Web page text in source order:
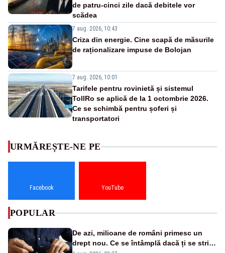
de patru-cinci zile dacă debitele vor
scădea
7 aug. 2026, 10:43
Criza din energie. Cine scapă de măsurile
de raționalizare impuse de Bolojan
7 aug. 2026, 10:01
Tarifele pentru rovinietă și sistemul
TollRo se aplică de la 1 octombrie 2026.
Ce se schimbă pentru șoferi și
transportatori
URMĂREȘTE-NE PE
Facebook YouTube
POPULAR
De azi, milioane de români primesc un
drept nou. Ce se întâmplă dacă ți se strică